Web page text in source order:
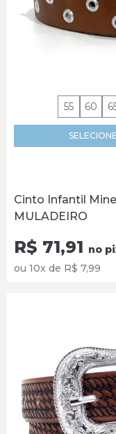
55 60
SELECIONE
Cinto Infantil
MULADEIRO
R$ 71,91 no
ou 10x de R$ 7,99